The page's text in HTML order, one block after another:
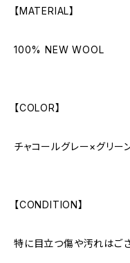
【MATERIAL】
100% NEW WOOL
【COLOR】
チャコールグレー×グリー
【CONDITION】
特に目立つ傷や汚れはござ